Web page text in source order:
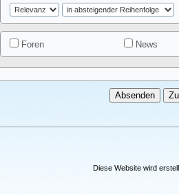
Foren
News
Diese Website wird